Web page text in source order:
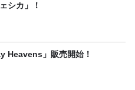
シカ」！
Heavens」販売開始！